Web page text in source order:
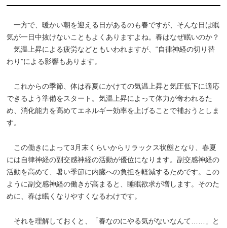
一方で、暖かい朝を迎える日があるのも春ですが、そんな日は眠
気が一日中抜けないこともよくありますよね。春はなぜ眠いのか？
気温上昇による疲労などともいわれますが、“自律神経の切り替
わり”による影響もあります。
これからの季節、体は春夏にかけての気温上昇と気圧低下に適応
できるよう準備をスタート。気温上昇によって体力が奪われるた
め、消化能力を高めてエネルギー効率を上げることで補おうとしま
す。
この働きによって3月末くらいからリラックス状態となり、春夏
には自律神経の副交感神経の活動が優位になります。副交感神経の
活動を高めて、暑い季節に内臓への負担を軽減するためです。この
ように副交感神経の働きが高まると、睡眠欲求が増します。そのた
めに、春は眠くなりやすくなるわけです。
それを理解しておくと、「春なのにやる気がないなんて……」と